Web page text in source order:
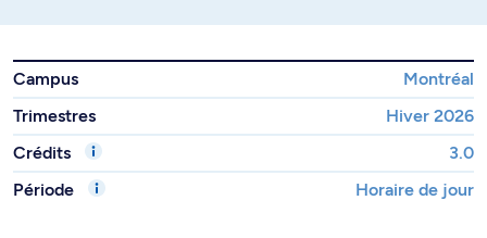
Campus
Montréal
Trimestres
Hiver 2026
Crédits
3.0
Période
Horaire de jour